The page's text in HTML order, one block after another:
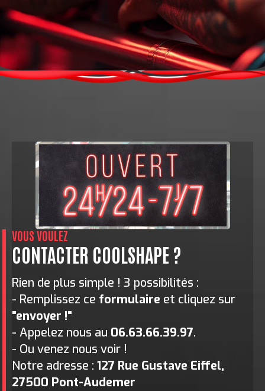
VOUS VOULEZ
CONTACTER COOLSHAPE ?
Rien de plus simple ! 3 possibilités :
- Remplissez ce formulaire et cliquez sur
"envoyer !"
- Appelez nous au 06.63.66.39.97.
- Ou venez nous voir !
Notre adresse : 127 Rue Gustave Eiffel,
27500 Pont-Audemer